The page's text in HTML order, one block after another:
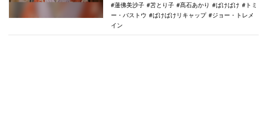
蓮佛美沙子
苫とり子 髙石あかり ばけばけ
トミ
ー・バストウ
ばけばけリキャップ
ジョー・トレメ
イン